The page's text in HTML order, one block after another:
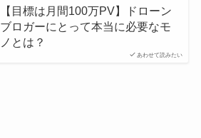
あわせて読みたい
【目標は月間100万PV】ドローン
ブロガーにとって本当に必要なモ
ノとは？